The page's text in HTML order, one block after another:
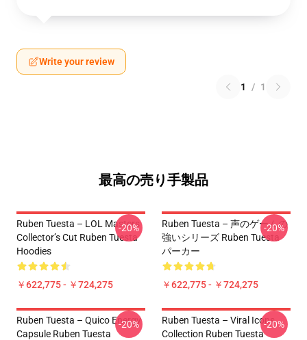
Write your review
1 / 1
最高の売り手製品
Ruben Tuesta – LOL Masters
Collector’s Cut Ruben Tuesta
Hoodies
￥622,775 - ￥724,275
-20%
Ruben Tuesta – 声のゲームの
強いシリーズ Ruben Tuesta
パーカー
￥622,775 - ￥724,275
-20%
Ruben Tuesta – Quico Energy
Capsule Ruben Tuesta
-20%
Ruben Tuesta – Viral Icons
Collection Ruben Tuesta
-20%